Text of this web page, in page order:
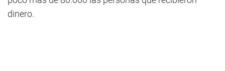
dinero.